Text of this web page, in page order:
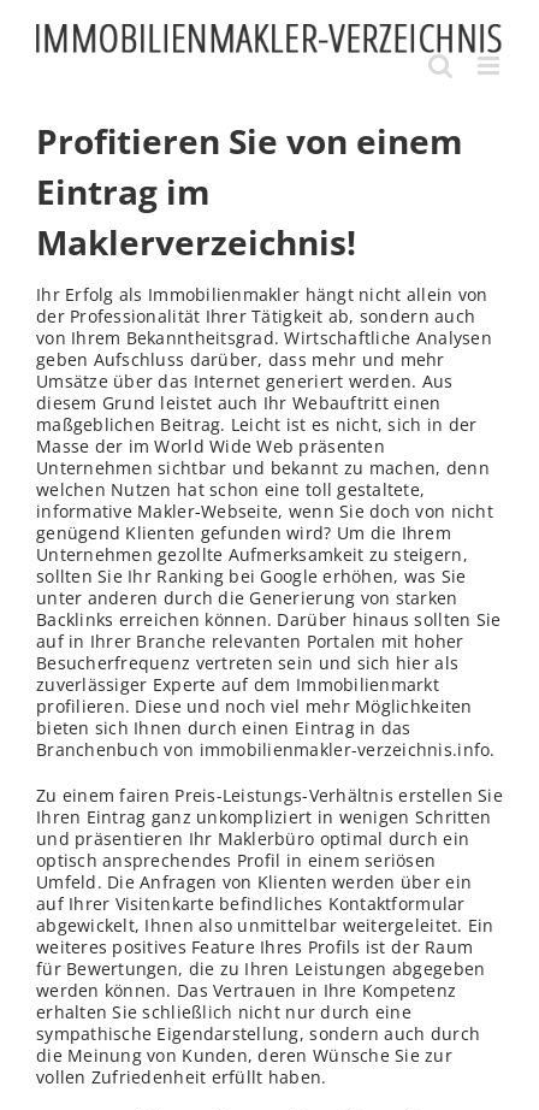
content
Profitieren Sie von einem
Eintrag im
Maklerverzeichnis!
Ihr Erfolg als Immobilienmakler hängt nicht allein von
der Professionalität Ihrer Tätigkeit ab, sondern auch
von Ihrem Bekanntheitsgrad. Wirtschaftliche Analysen
geben Aufschluss darüber, dass mehr und mehr
Umsätze über das Internet generiert werden. Aus
diesem Grund leistet auch Ihr Webauftritt einen
maßgeblichen Beitrag. Leicht ist es nicht, sich in der
Masse der im World Wide Web präsenten
Unternehmen sichtbar und bekannt zu machen, denn
welchen Nutzen hat schon eine toll gestaltete,
informative Makler-Webseite, wenn Sie doch von nicht
genügend Klienten gefunden wird? Um die Ihrem
Unternehmen gezollte Aufmerksamkeit zu steigern,
sollten Sie Ihr Ranking bei Google erhöhen, was Sie
unter anderen durch die Generierung von starken
Backlinks erreichen können. Darüber hinaus sollten Sie
auf in Ihrer Branche relevanten Portalen mit hoher
Besucherfrequenz vertreten sein und sich hier als
zuverlässiger Experte auf dem Immobilienmarkt
profilieren. Diese und noch viel mehr Möglichkeiten
bieten sich Ihnen durch einen Eintrag in das
Branchenbuch von immobilienmakler-verzeichnis.info.
Zu einem fairen Preis-Leistungs-Verhältnis erstellen Sie
Ihren Eintrag ganz unkompliziert in wenigen Schritten
und präsentieren Ihr Maklerbüro optimal durch ein
optisch ansprechendes Profil in einem seriösen
Umfeld. Die Anfragen von Klienten werden über ein
auf Ihrer Visitenkarte befindliches Kontaktformular
abgewickelt, Ihnen also unmittelbar weitergeleitet. Ein
weiteres positives Feature Ihres Profils ist der Raum
für Bewertungen, die zu Ihren Leistungen abgegeben
werden können. Das Vertrauen in Ihre Kompetenz
erhalten Sie schließlich nicht nur durch eine
sympathische Eigendarstellung, sondern auch durch
die Meinung von Kunden, deren Wünsche Sie zur
vollen Zufriedenheit erfüllt haben.